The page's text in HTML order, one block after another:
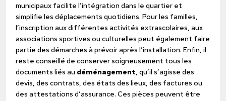
municipaux facilite l’intégration dans le quartier et
simplifie les déplacements quotidiens. Pour les familles,
l’inscription aux différentes activités extrascolaires, aux
associations sportives ou culturelles peut également faire
partie des démarches à prévoir après l’installation. Enfin, il
reste conseillé de conserver soigneusement tous les
documents liés au déménagement, qu’il s’agisse des
devis, des contrats, des états des lieux, des factures ou
des attestations d’assurance. Ces pièces peuvent être